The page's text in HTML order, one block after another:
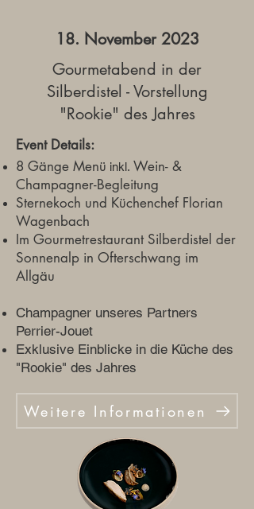
18. November 2023
Gourmetabend in der
Silberdistel - Vorstellung
"Rookie" des Jahres
Event Details:
8 Gänge Menü inkl. Wein- &
Champagner-Begleitung
Sternekoch und Küchenchef Florian
Wagenbach
Im Gourmetrestaurant Silberdistel der
Sonnenalp in Ofterschwang im
Allgäu
Champagner unseres Partners
Perrier-Jouet
Exklusive Einblicke in die Küche des
"Rookie" des Jahres
Weitere Informationen